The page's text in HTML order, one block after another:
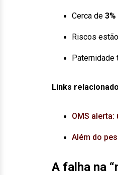
Cerca de 3%
Riscos
Paternidade
Links
OMS
Além do
A falha na